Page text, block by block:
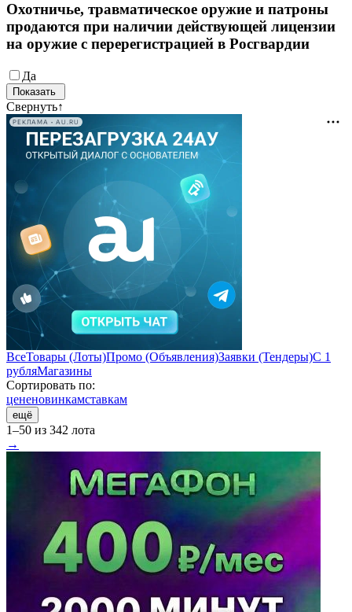
Охотничье, травматическое оружие и патроны
продаются при наличии действующей лицензии
на оружие с перерегистрацией в Росгвардии
Да
Свернуть↑
РЕКЛАМА • AU.RU
ВсеТовары (Лоты)Промо (Объявления)Заявки (Тендеры)С 1
рубляМагазины
Сортировать по:
цененовинкамставкам
ещё
1–50 из 342 лота
→